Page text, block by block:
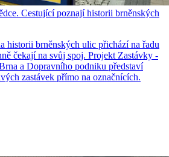
Cestující poznají historii brněnských
historii brněnských ulic přichází na řadu
čekají na svůj spoj. Projekt Zastávky -
a Dopravního podniku představí
zastávek přímo na označnících.